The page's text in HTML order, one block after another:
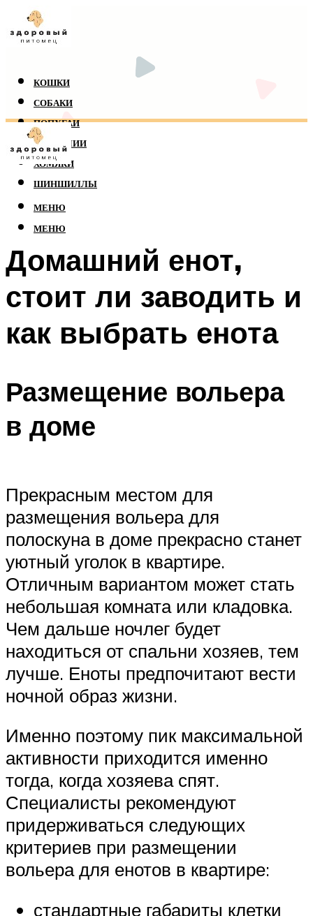
КОШКИ
СОБАКИ
ПОПУГАИ
РЕПТИЛИИ
ХОМЯКИ
ШИНШИЛЛЫ
МЕНЮ
МЕНЮ
Домашний енот,
стоит ли заводить и
как выбрать енота
Размещение вольера
в доме
Прекрасным местом для
размещения вольера для
полоскуна в доме прекрасно станет
уютный уголок в квартире.
Отличным вариантом может стать
небольшая комната или кладовка.
Чем дальше ночлег будет
находиться от спальни хозяев, тем
лучше. Еноты предпочитают вести
ночной образ жизни.
Именно поэтому пик максимальной
активности приходится именно
тогда, когда хозяева спят.
Специалисты рекомендуют
придерживаться следующих
критериев при размещении
вольера для енотов в квартире:
стандартные габариты клетки